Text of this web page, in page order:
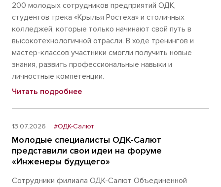
200 молодых сотрудников предприятий ОДК,
студентов трека «Крылья Ростеха» и столичных
колледжей, которые только начинают свой путь в
высокотехнологичной отрасли. В ходе тренингов и
мастер-классов участники смогли получить новые
знания, развить профессиональные навыки и
личностные компетенции.
Читать подробнее
13.07.2026 #ОДК-Салют
Молодые специалисты ОДК-Салют
представили свои идеи на форуме
«Инженеры будущего»
Сотрудники филиала ОДК-Салют Объединенной